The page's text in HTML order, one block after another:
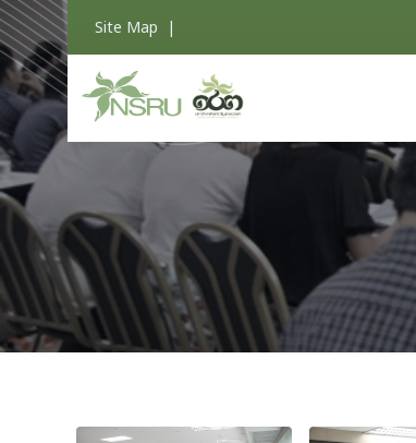
Site Map |